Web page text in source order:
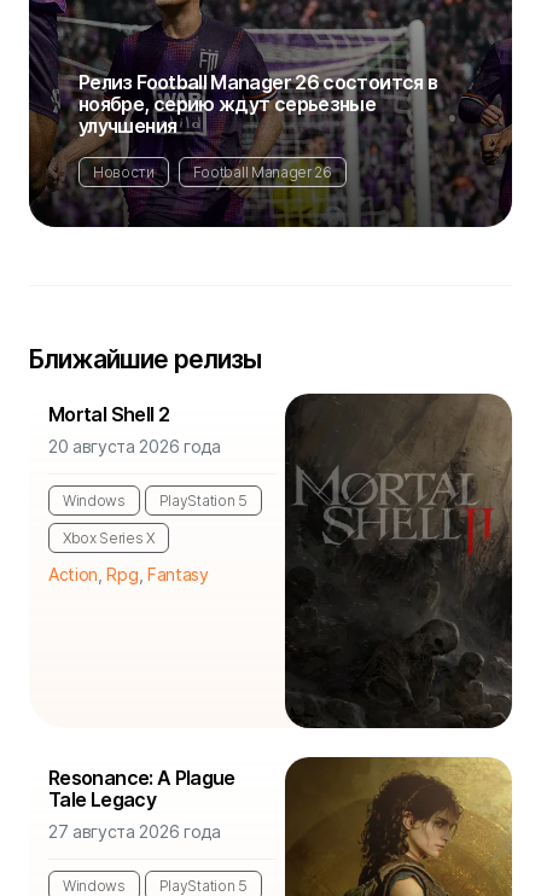
Релиз Football Manager 26 состоится в
ноябре, серию ждут серьезные
улучшения
Новости Football Manager 26
Ближайшие релизы
Mortal Shell 2
20 августа 2026 года
Windows PlayStation 5
Xbox Series X
Action ,Rpg Fantasy
Resonance: A Plague
Tale Legacy
27 августа 2026 года
Windows PlayStation 5